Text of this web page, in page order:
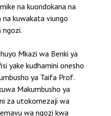
na kuondokana na
kuwakata viungo
Mkazi wa Benki ya
yake kudhamini onesho
ya Taifa Prof.
Makumbusho ya
za utokomezaji wa
wa ngozi kwa